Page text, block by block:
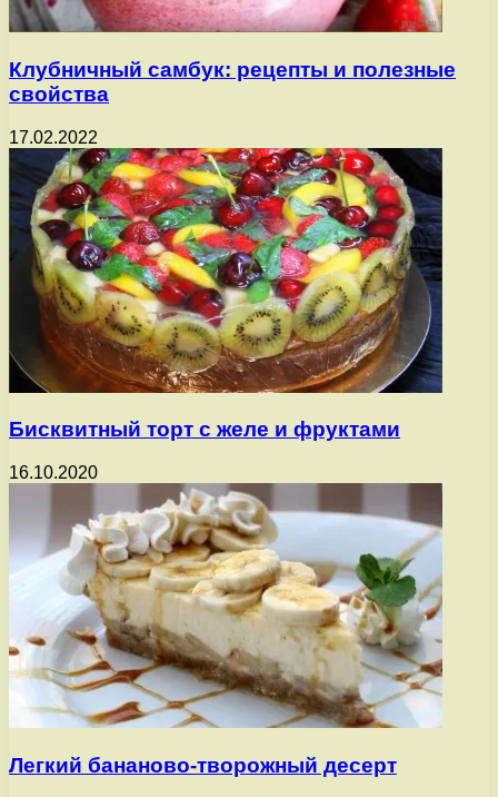
Клубничный самбук: рецепты и полезные
свойства
17.02.2022
Бисквитный торт с желе и фруктами
16.10.2020
Легкий бананово-творожный десерт